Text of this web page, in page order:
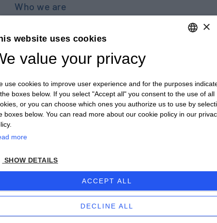
Who we are
Careers
Contact us
PRIVACY POLICY E COOKIES
GENERAL TERMS AND CONDITIONS OF SALE
© 2026 - CULTRARO AUTOMAZIONE ENGINEERING
ENGLISH
FRENCH
×
website uses cookies
value your privacy
use cookies to improve user experience and for the purposes
boxes below. If you select "Accept all" you consent to the use of all
or you can choose which ones you authorize us to use by
boxes below. You can read more about our cookie policy in our
more
SHOW DETAILS
ACCEPT ALL
DECLINE ALL